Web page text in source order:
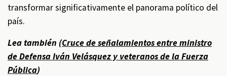
transformar significativamente el panorama político del
país.
Lea también (Cruce de señalamientos entre ministro
de Defensa Iván Velásquez y veteranos de la Fuerza
Pública)